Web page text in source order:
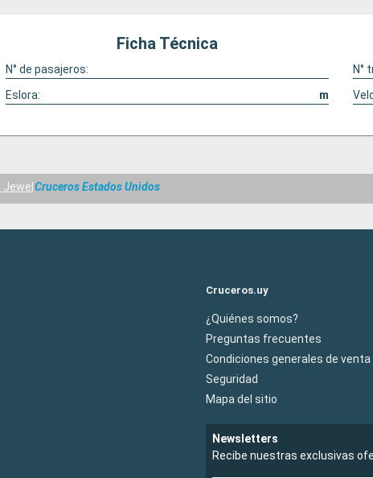
Ficha Técnica
N° de pasajeros:
N°
Eslora: m
Jewel Cruceros Estados Unidos
Cruceros.uy
¿Quiénes somos?
Preguntas frecuentes
Condiciones generales de venta
Seguridad
Mapa del sitio
Newsletters
Recibe nuestras exclusivas